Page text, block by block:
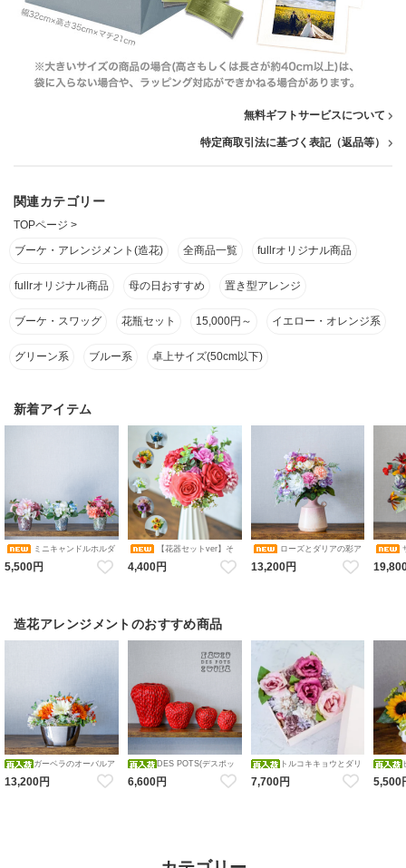
無料ギフトサービスについて
特定商取引法に基づく表記（返品等）
関連カテゴリー
TOPページ >
ブーケ・アレンジメント(造花)
全商品一覧 fullrオリジナル商品
fullrオリジナル商品 母の日おすすめ 置き型アレンジ
ブーケ・スワッグ 花瓶セット 15,000円～ イエロー・オレンジ系
グリーン系 ブルー系 卓上サイズ(50cm以下)
新着アイテム
ミニキャンドルホルダ
ーアレンジメント コレクショ
ン（ピンク・ブルーホワイ
5,500円
【花器セットver】そ
のまま飾れるブーケ 選べる６
色 アレンジメント 造花 アー
ティフィシャルフラワー ギフ
4,400円
ローズとダリアの彩ア
レンジメント 花瓶アレンジメ
ント 造花 アーティフィシャル
13,200円
ンジメ
造花アレンジメントのおすすめ商品
ガーベラのオーバルア
レンジメント 造花 アーティフ
ィシャルフラワー オレンジホ
13,200円
DES POTS(デスポッ
ツ) ストロベリーフラワーベー
ス 【red】S・M・Ｌ・ＬＬ レ
6,600円
トルコキキョウとダリ
アのFlower BOX アレンジメン
ト 造花 アーティフィシャルフ
7,700円
花瓶ア
5,500